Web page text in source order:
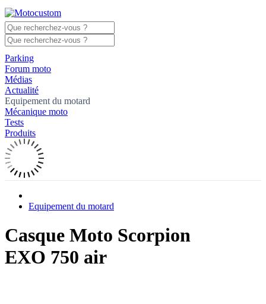
Parking
Forum moto
Médias
Actualité
Equipement du motard
Mécanique moto
Tests
Produits
Equipement du motard
Casque Moto Scorpion
EXO 750 air